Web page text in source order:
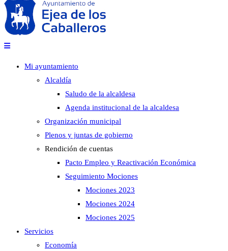
Mi ayuntamiento
Alcaldía
Saludo de la alcaldesa
Agenda institucional de la alcaldesa
Organización municipal
Plenos y juntas de gobierno
Rendición de cuentas
Pacto Empleo y Reactivación Económica
Seguimiento Mociones
Mociones 2023
Mociones 2024
Mociones 2025
Servicios
Economía